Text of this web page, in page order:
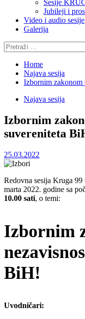
Sesije
Jubileji i
Video i audio sesije
Galerija
Pretraga:
Home
Najava sesija
Izbornim zakonom
Najava sesija
Izbornim
suvereniteta
25.03.2022
Redovna sesija Kruga
marta 2022. godine sa
10.00 sati, o temi:
Izbornim
BiH!
Uvodničari: